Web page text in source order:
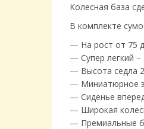
Колесная база
В комплекте
— На рост от 75
— Супер легкий –
— Высота седла
— Миниатюрное
— Сиденье
— Широкая
— Премиальные